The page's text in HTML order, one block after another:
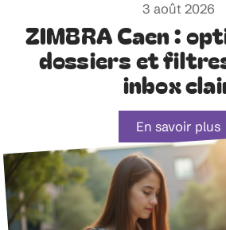
3 août 2026
ZIMBRA Caen :
dossiers et
inbox
En savoir plus